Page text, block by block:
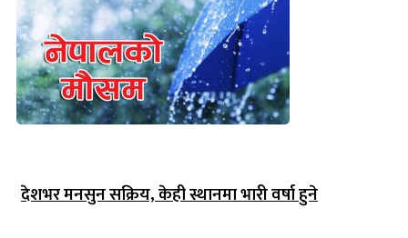
देशभर मनसुन सक्रिय, केही स्थानमा भारी वर्षा हुने